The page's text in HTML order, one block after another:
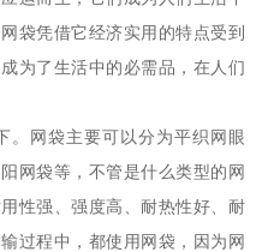
袋凭借它经济实用的特点受到
为了生活中的必需品，在人们
。网袋主要可以分为平织网眼
网袋等，不管是什么类型的网
性强、强度高、耐热性好、耐
过程中，都使用网袋，因为网